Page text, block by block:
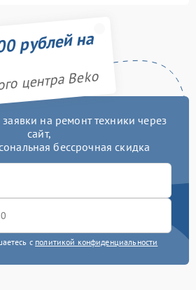
рублей на
центра Beko
на ремонт техники через
сайт,
бессрочная скидка
с политикой конфиденциальности